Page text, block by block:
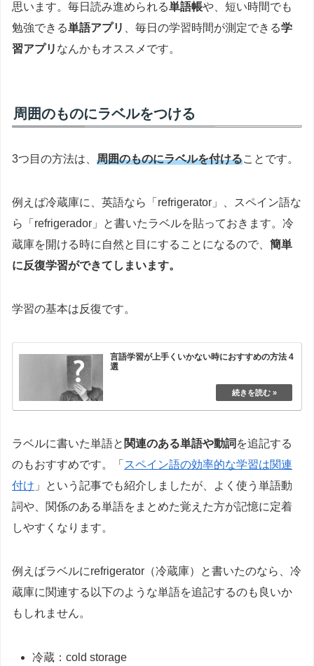
思います。毎日読み進められる単語帳や、短い時間でも
勉強できる単語アプリ 、毎日の学習時間が測定できる学
習アプリ なんかもオススメです。
周囲のものにラベルをつける
3つ目の方法は、 周囲のものにラベルを付けることです。
例えば冷蔵庫に、英語なら「refrigerator」、スペイン語な
ら「refrigerador」と書いたラベルを貼っておきます。冷
蔵庫を開ける時に自然と目にすることになるので、 簡単
に反復学習ができてしまいます。
学習の基本は反復です。
言語学習が上手くいかない時におすすめの方法 4
選
ラベルに書いた単語と 関連のある単語や動詞 を追記する
のもおすすめです。「 スペイン語の効率的な学習は関連
付け 」という記事でも紹介しましたが、よく使う単語動
詞や、関係のある単語をまとめた覚えた方が記憶に定着
しやすくなります。
例えばラベルにrefrigerator（冷蔵庫）と書いたのなら、冷
蔵庫に関連する以下のような単語を追記するのも良いか
もしれません。
冷蔵：cold storage